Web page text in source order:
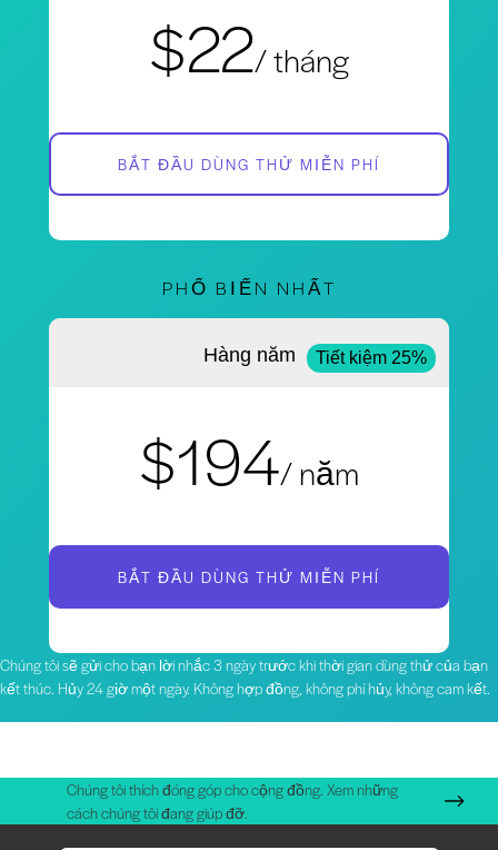
$22/ tháng
BẮT ĐẦU DÙNG THỬ MIỄN PHÍ
PHỔ BIẾN NHẤT
Hàng năm Tiết kiệm 25%
$194/ năm
BẮT ĐẦU DÙNG THỬ MIỄN PHÍ
Chúng tôi sẽ gửi cho bạn lời nhắc 3 ngày trước khi thời gian dùng thử của bạn
kết thúc. Hủy 24 giờ một ngày. Không hợp đồng, không phí hủy, không cam kết.
Chúng tôi thích đóng góp cho cộng đồng. Xem những
cách chúng tôi đang giúp đỡ.